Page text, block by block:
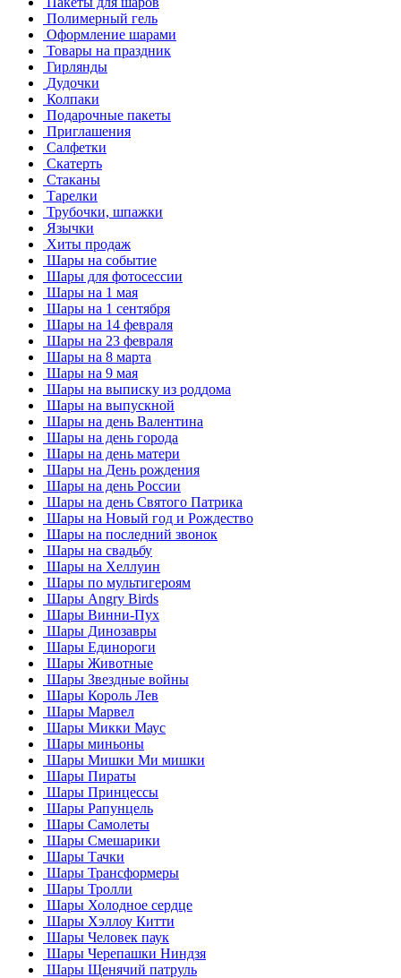
Полимерный гель
Оформление шарами
Товары на праздник
Гирлянды
Дудочки
Колпаки
Подарочные пакеты
Приглашения
Салфетки
Скатерть
Стаканы
Тарелки
Трубочки, шпажки
Язычки
Хиты продаж
Шары на событие
Шары для фотосессии
Шары на 1 мая
Шары на 1 сентября
Шары на 14 февраля
Шары на 23 февраля
Шары на 8 марта
Шары на 9 мая
Шары на выписку из роддома
Шары на выпускной
Шары на день Валентина
Шары на день города
Шары на день матери
Шары на День рождения
Шары на день России
Шары на день Святого Патрика
Шары на Новый год и Рождество
Шары на последний звонок
Шары на свадьбу
Шары на Хеллуин
Шары по мультигероям
Шары Angry Birds
Шары Винни-Пух
Шары Динозавры
Шары Единороги
Шары Животные
Шары Звездные войны
Шары Король Лев
Шары Марвел
Шары Микки Маус
Шары миньоны
Шары Мишки Ми мишки
Шары Пираты
Шары Принцессы
Шары Рапунцель
Шары Самолеты
Шары Смешарики
Шары Тачки
Шары Трансформеры
Шары Тролли
Шары Холодное сердце
Шары Хэллоу Китти
Шары Человек паук
Шары Черепашки Ниндзя
Шары Щенячий патруль